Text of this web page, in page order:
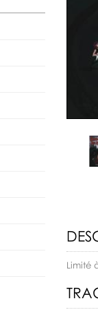
Limité